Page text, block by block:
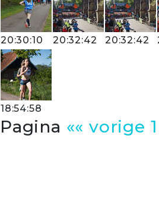
20:30:10 20:32:42 20:32:42
18:54:58
Pagina «« vorige 1